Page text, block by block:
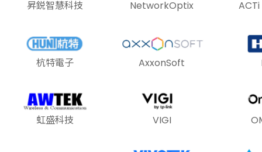
昇鋭智慧科技 NetworkOptix ACTi
杭特電子 AxxonSoft
虹盛科技 VIGI